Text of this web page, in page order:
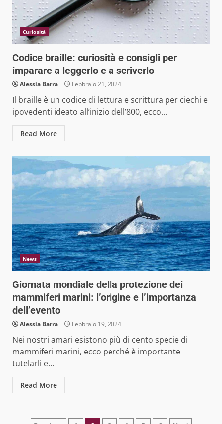
Curiosità
Codice braille: curiosità e consigli per
imparare a leggerlo e a scriverlo
Alessia Barra Febbraio 21, 2024
Il braille è un codice di lettura e scrittura per ciechi e
ipovedenti ideato all’inizio dell’800, ecco...
Read More
News
Giornata mondiale della protezione dei
mammiferi marini: l’origine e l’importanza
dell’evento
Alessia Barra Febbraio 19, 2024
Nei nostri amari esistono più di cento specie di
mammiferi marini, ecco perché è importante
tutelarli e...
Read More